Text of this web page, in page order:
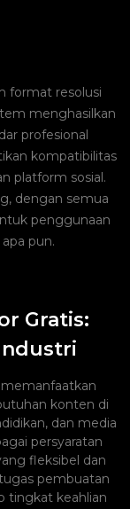
format resolusi
menghasilkan
profesional
kompatibilitas
platform sosial.
dengan semua
penggunaan
pun.
Gratis:
konten di
dan media
persyaratan
fleksibel dan
pembuatan
tingkat keahlian